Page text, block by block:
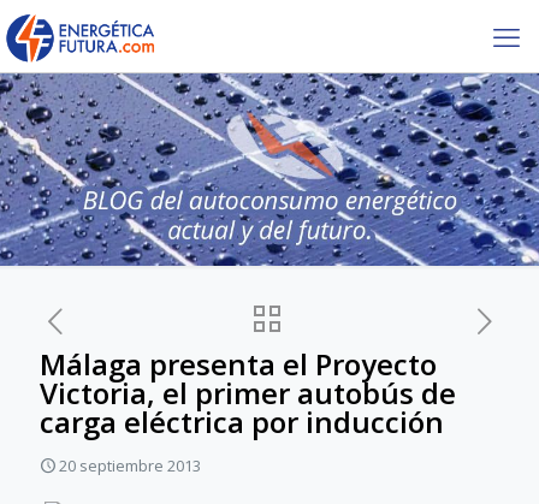
Málaga presenta el Proyecto
Victoria, el primer autobús de
carga eléctrica por inducción
20 septiembre 2013